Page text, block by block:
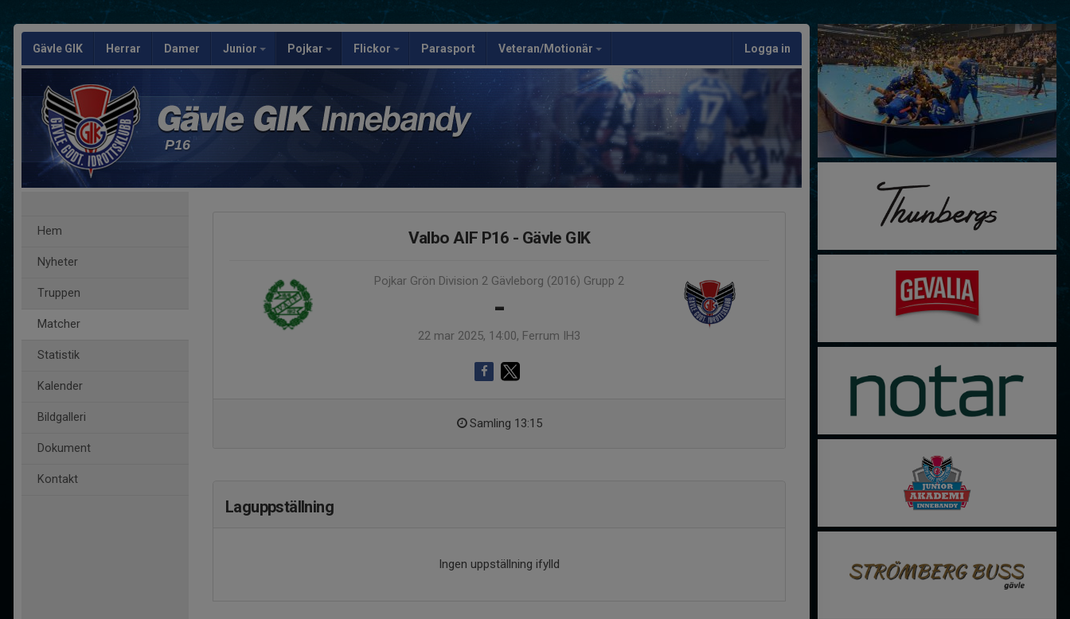
Gävle GIK Herrar Damer Junior Pojkar Flickor Parasport Veteran/Motionär Logga in
P16
Hem
Nyheter
Truppen
Matcher
Statistik
Kalender
Bildgalleri
Dokument
Kontakt
Valbo AIF P16 - Gävle GIK
Pojkar Grön Division 2 Gävleborg (2016) Grupp 2
-
22 mar 2025, 14:00, Ferrum IH3
Samling 13:15
Laguppställning
Ingen uppställning ifylld